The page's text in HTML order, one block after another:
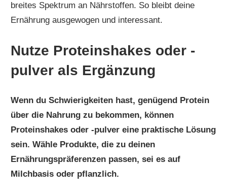
breites Spektrum an Nährstoffen. So bleibt deine
Ernährung ausgewogen und interessant.
Nutze Proteinshakes oder -
pulver als Ergänzung
Wenn du Schwierigkeiten hast, genügend Protein
über die Nahrung zu bekommen, können
Proteinshakes oder -pulver eine praktische Lösung
sein. Wähle Produkte, die zu deinen
Ernährungspräferenzen passen, sei es auf
Milchbasis oder pflanzlich.